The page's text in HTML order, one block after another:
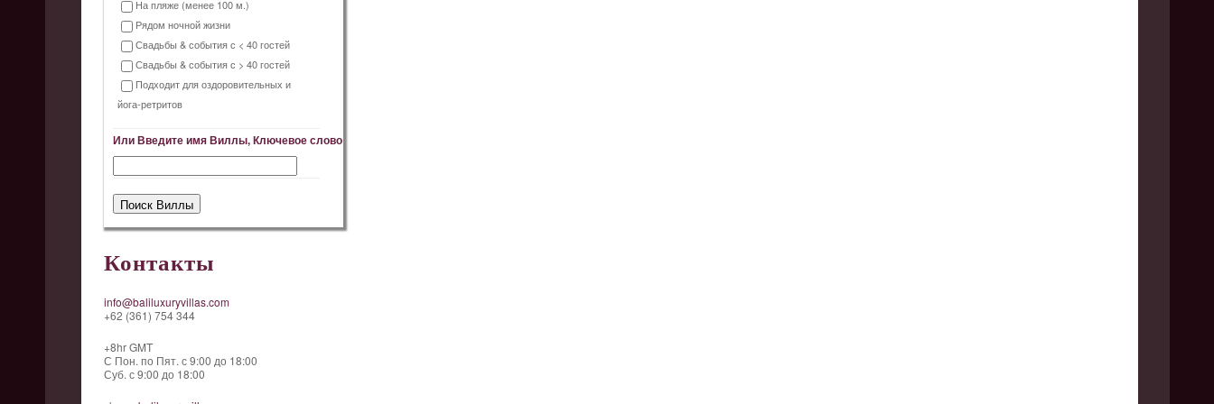
На пляже (менее 100 м.)
Рядом ночной жизни
Свадьбы & события с < 40 гостей
Свадьбы & события с > 40 гостей
Подходит для оздоровительных и
йога-ретритов
Или Введите имя Виллы, Ключевое слово
Контакты
info@baliluxuryvillas.com
+62 (361) 754 344
+8hr GMT
С Пон. по Пят. с 9:00 до 18:00
Суб. с 9:00 до 18:00